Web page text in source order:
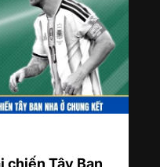
chiến Tây Ban